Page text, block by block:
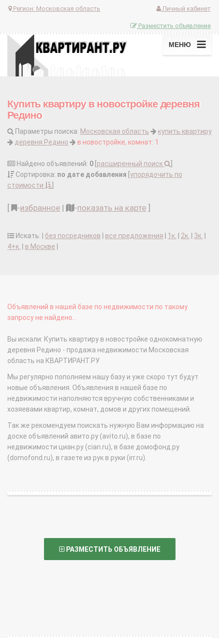
Регион: Московская область Личный кабинет
Разместить объявление
МЕНЮ
Купить квартиру в новостройке деревня
Редино
Параметры поиска: Московская область
купить квартиру
деревня Редино
в новостройке, комнат: 1
Найдено объявлений: 0 расширенный поиск
Сортировка: по дате добавления упорядочить по
стоимости
-избранное | -показать на карте
Искать: | без посредников все предложения 1к. 2к. 3к.
4+к.
в Москве
Объявлений в нашей базе по недвижимости по такому
запросу не найдено...
Вы искали: Купить квартиру в новостройке однокомнатную
деревня Редино - продажа недвижимости Московская
область на КВАРТИРАНТ.РУ
Мы регулярно пополняем нашу базу и уже скоро тут будут
новые объявления. Объявления в нашей базе по
недвижимости наполняются вручную собственниками и
хозяевами квартир, комнат, домов и других помещений.
Так же рекомендуем поискать нужную Вам информацию на
доске объявлений авито.ру (avito.ru), в базе по
недвижимости циан.ру (cian.ru), в базе домофонд.ру
(domofond.ru), в газете из рук в руки (irr.ru).
РАЗМЕСТИТЬ ОБЪЯВЛЕНИЕ